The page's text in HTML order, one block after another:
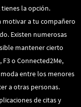
la opción.
motivar a tu compañero
Existen numerosas
mantener cierto
o Connected2Me,
entre los menores
a otras personas.
de citas y